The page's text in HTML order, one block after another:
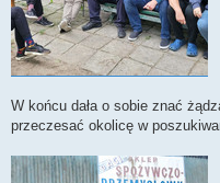
W końcu dała o sobie znać
przeczesać okolicę w